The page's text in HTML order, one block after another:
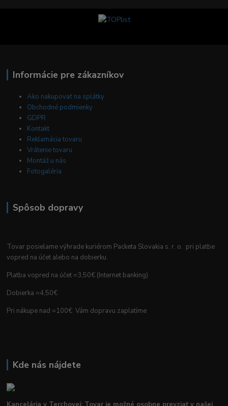
Informácie pre zákazníkov
Ako nakupovať na splátky
Obchodné podmienky
GDPR
Kontakt
Reklamácia tovaru
Vrátenie tovaru
Montáž u nás
Fotogaléria
Spôsob dopravy
Tovar posielame výhrade kuriérom Packeta Slovakia s. r. o. pri platbe
vopred na účet alebo na dobierku.
Platba vopred na účet =3,50€ (Internet banking)
Dobierka =4,50€
Pri nákupe nad =100€ Vám dopravu zaplatíme
Kde nás nájdete